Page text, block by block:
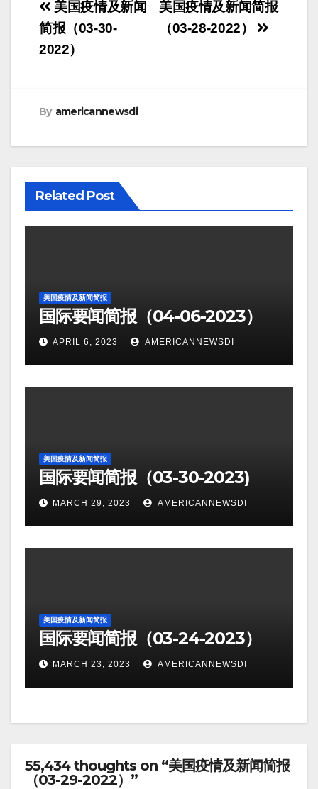
Post
navigation
美国疫情及新闻简报
（03-28-2022）
美国疫情及新闻
简报（03-30-
2022）
By americannewsdi
Related Post
美国疫情及新闻简报
国际要闻简报（04-06-2023）
APRIL 6, 2023 AMERICANNEWSDI
美国疫情及新闻简报
国际要闻简报（03-30-2023)
MARCH 29, 2023 AMERICANNEWSDI
美国疫情及新闻简报
国际要闻简报（03-24-2023）
MARCH 23, 2023 AMERICANNEWSDI
55,434 thoughts on “美国疫情及新闻简报
（03-29-2022）”